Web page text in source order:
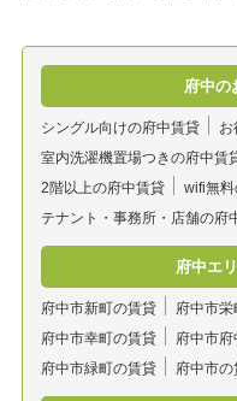
府中の
シングル向けの府中賃貸
室内洗濯機置場つきの府中賃
2階以上の府中賃貸
wifi無
テナント・事務所・店舗の府
府中エ
府中市新町の賃貸 府中市
府中市幸町の賃貸
府中市
府中市緑町の賃貸
府中市の